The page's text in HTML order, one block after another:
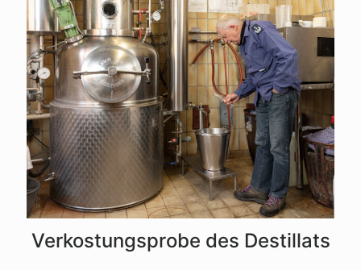
Verkostungsprobe des Destillats